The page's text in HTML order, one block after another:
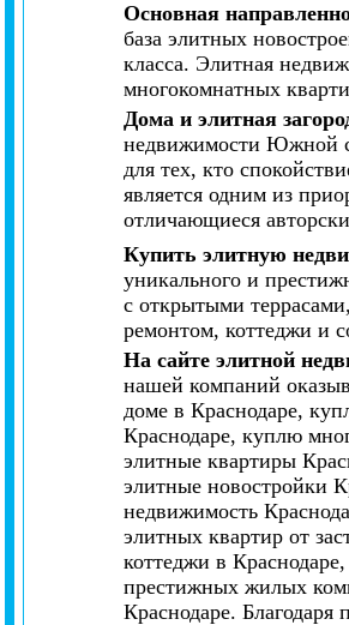
Основная
база элитных
класса. Элитная
многокомнатных
Дома и элитная
недвижимости Южной
для тех, кто
является одним из
отличающиеся
Купить элитную
уникального и
с открытыми
ремонтом, коттеджи и
На сайте элитной
нашей компаний
доме в Краснодаре,
Краснодаре, куплю
элитные квартиры
элитные новостройки
недвижимость
элитных квартир от
коттеджи в
престижных жилых
Краснодаре.